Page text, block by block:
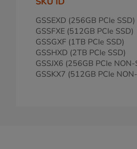
GSSEXD (256GB PCIe SSD)
GSSFXE (512GB PCIe SSD)
GSSGXF (1TB PCIe SSD)
GSSHXD (2TB PCIe SSD)
GSSJX6 (256GB PCIe NON-
GSSKX7 (512GB PCIe